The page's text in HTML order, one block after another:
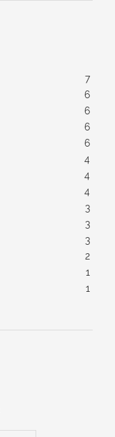
7
6
6
6
6
4
4
4
3
3
3
2
1
1